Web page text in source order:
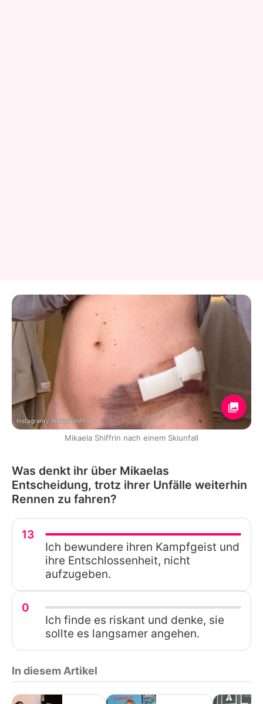
Instagram / mikaelashiffrin
Mikaela Shiffrin nach einem Skiunfall
Was denkt ihr über Mikaelas
Entscheidung, trotz ihrer Unfälle weiterhin
Rennen zu fahren?
13
Ich bewundere ihren Kampfgeist und
ihre Entschlossenheit, nicht
aufzugeben.
0
Ich finde es riskant und denke, sie
sollte es langsamer angehen.
In diesem Artikel